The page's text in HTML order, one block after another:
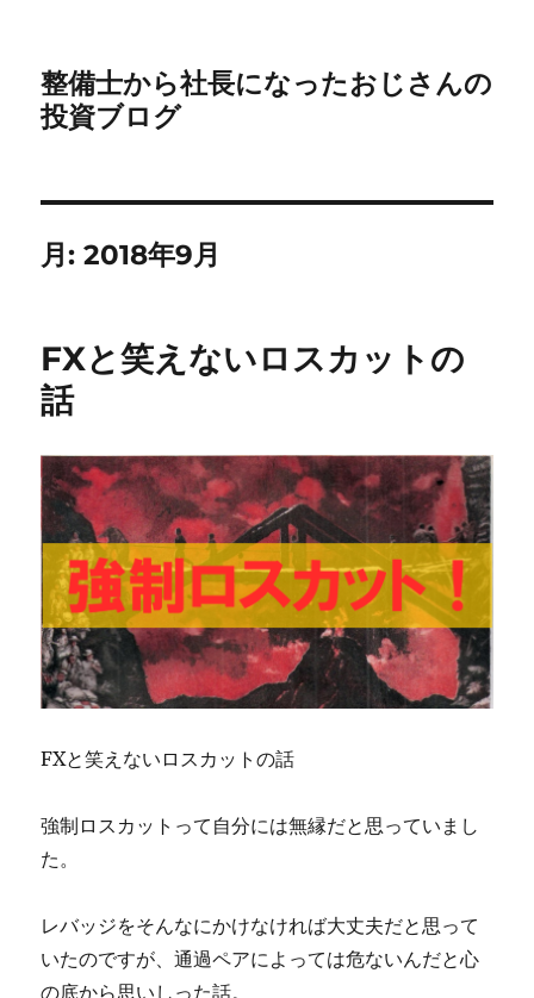
整備士から社長になったおじさんの
投資ブログ
月:2018年9月
FXと笑えないロスカットの
話
FXと笑えないロスカットの話
強制ロスカットって自分には無縁だと思っていまし
た。
レバッジをそんなにかけなければ大丈夫だと思って
いたのですが、通過ペアによっては危ないんだと心
の底から思いしった話。